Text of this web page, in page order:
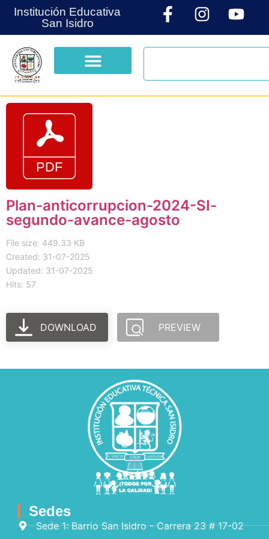
Institución Educativa
San Isidro
Plan-anticorrupcion-2024-SI-
segundo-avance-agosto
File size: 449.33 KB
Created: 31-07-2025
Updated: 31-07-2025
Hits: 57
DOWNLOAD PREVIEW
Sedes
Sede 1: Barrio San Isidro - Carrera 23 # 17-02